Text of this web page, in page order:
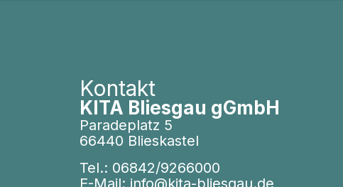
Kontakt
KITA Bliesgau gGmbH
Paradeplatz 5
66440 Blieskastel
Tel.: 06842/9266000